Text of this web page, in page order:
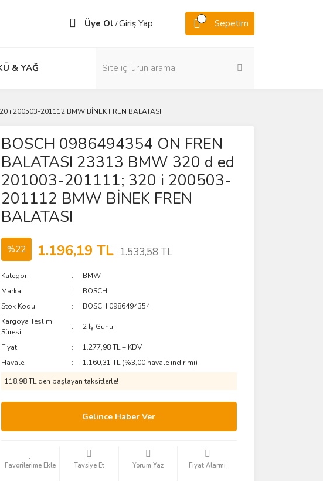
Üye Ol /Giriş Yap Sepetim
& YAĞ
i 200503-201112 BMW BİNEK FREN BALATASI
BOSCH 0986494354 ON FREN
BALATASI 23313 BMW 320 d ed
201003-201111; 320 i 200503-
201112 BMW BİNEK FREN
BALATASI
%22 1.196,19 TL 1.533,58 TL
Kategori
BMW
Marka
BOSCH
Stok Kodu
BOSCH 0986494354
Kargoya Teslim
Süresi
2 İş Günü
Fiyat
1.277,98 TL + KDV
Havale
1.160,31 TL (%3,00 havale indirimi)
118,98 TL den başlayan taksitlerle!
Gelince Haber Ver
Tavsiye Et Yorum Yaz Fiyat Alarmı